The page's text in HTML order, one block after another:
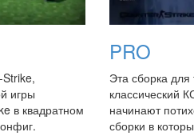
игры
в квадратном
PRO
Эта сборка
классический
начинают
сборки в